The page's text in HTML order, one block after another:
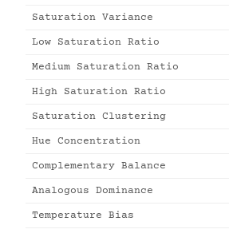
Saturation Variance
Low Saturation Ratio
Medium Saturation Ratio
High Saturation Ratio
Saturation Clustering
Hue Concentration
Complementary Balance
Analogous Dominance
Temperature Bias